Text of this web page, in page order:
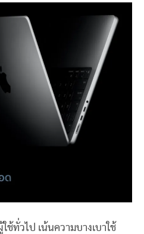
ช้ทั่วไป เน้นความบางเบาใช้